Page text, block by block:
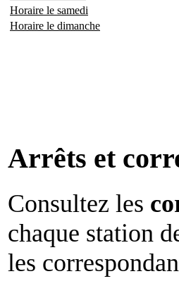
Horaire le samedi
Horaire le dimanche
Arrêts et
Consultez les
chaque station
les